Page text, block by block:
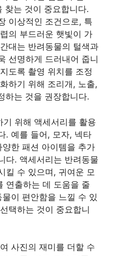
찾는 것이 중요합니다.
이상적인 조건으로, 특
의 부드러운 햇빛이 가
대는 반려동물의 털색과
선명하게 드러내어 줍니
도록 촬영 위치를 조정
하기 위해 조리개, 노출,
하는 것을 권장합니다.
위해 액세서리를 활용
. 예를 들어, 모자, 넥타
한 패션 아이템을 추가
다. 액세서리는 반려동물
킬 수 있으며, 귀여운 모
연출하는 데 도움을 줄
이 편안함을 느낄 수 있
택하는 것이 중요합니
사진의 재미를 더할 수